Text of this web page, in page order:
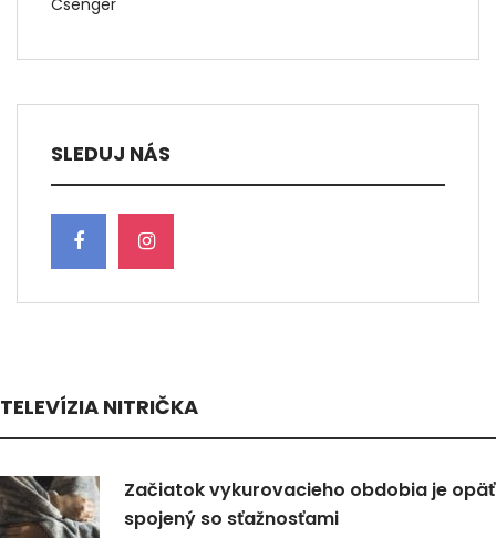
Csenger
SLEDUJ NÁS
TELEVÍZIA NITRIČKA
Začiatok vykurovacieho obdobia je opäť
spojený so sťažnosťami